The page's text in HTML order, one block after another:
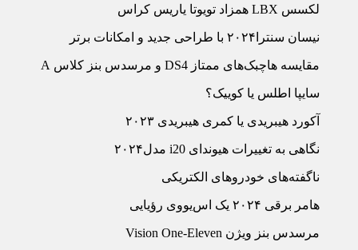
لکسس LBX همزاد تویوتا یاریس کراس
نیسان سنترا۲۰۲۴ با طراحی جدید و امکانات برتر
مقایسه هاچ‏بک‌‏های ممتاز DS4 و مرسدس بنز کلاس A
سایپا اطلس یا کوییک؟
آکورد هیبریدی یا کمری هیبریدی ۲۰۲۳
نگاهی به تغییرات هیوندای i20 مدل۲۰۲۴
ناگفته‏‌های خودروهای الکتریکی
هامر برقی ۲۰۲۴ یک اس‌‏یووی رؤیایی
مرسدس بنز ویژن Vision One-Eleven